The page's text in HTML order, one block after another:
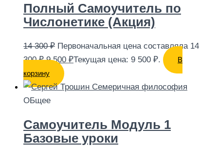
Полный Самоучитель по
Числонетике (Акция)
14 300₽ Первоначальная цена составляла 14
300 ₽.9 500 ₽Текущая цена: 9 500 ₽.
В
корзину
ОБщее
Самоучитель Модуль 1
Базовые уроки